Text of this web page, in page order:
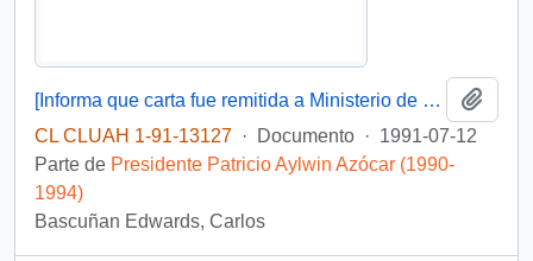
[Informa que carta fue remitida a Ministerio de Educación Pública, mediante Of. GAB. PRES. (0) 91/2438]
CL CLUAH 1-91-13127 · Documento · 1991-07-12
Parte de Presidente Patricio Aylwin Azócar (1990-
1994)
Bascuñan Edwards, Carlos